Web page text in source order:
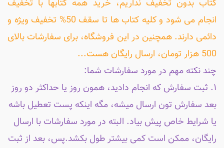
کتاب بدون تخفیف نداریم، خرید همه کتابها با تخفیف
انجام می شود و کلیه کتاب ها تا سقف 50% تخفیف ویژه و
دائمی دارند. همچنین در این فروشگاه، برای سفارشات بالای
500 هزار تومان، ارسال رایگان هست...
چند نکته مهم در مورد سفارشات شما:
۱. ثبت سفارش که انجام دادید، همون روز یا حداکثر دو روز
بعد سفارش تون ارسال میشه، مگه اینکه پست تعطیل باشه
یا شرایط خاص پیش بیاد. البته در مورد سفارشات با ارسال
رایگان، ممکن است کمی بیشتر طول بکشد.پس، بعد از ثبت